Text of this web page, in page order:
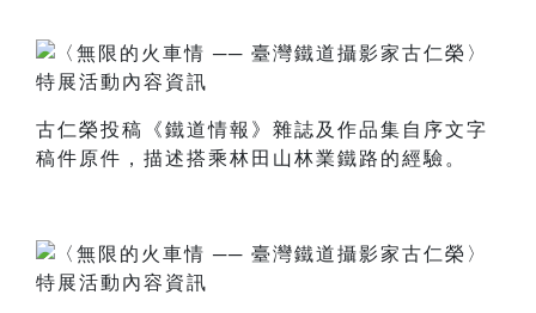
古仁榮投稿《鐵道情報》雜誌及作品集自序文字
稿件原件，描述搭乘林田山林業鐵路的經驗。